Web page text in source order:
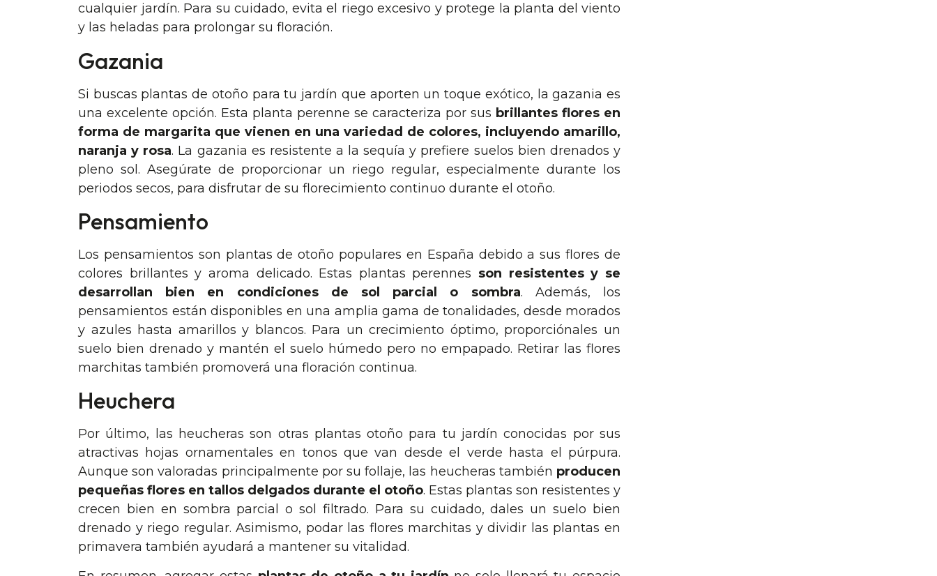
cualquier jardín. Para su cuidado, evita el riego excesivo y protege la planta del viento
y las heladas para prolongar su floración.
Gazania
Si buscas plantas de otoño para tu jardín que aporten un toque exótico, la gazania es
una excelente opción. Esta planta perenne se caracteriza por sus brillantes flores en
forma de margarita que vienen en una variedad de colores, incluyendo amarillo,
naranja y rosa. La gazania es resistente a la sequía y prefiere suelos bien drenados y
pleno sol. Asegúrate de proporcionar un riego regular, especialmente durante los
periodos secos, para disfrutar de su florecimiento continuo durante el otoño.
Pensamiento
Los pensamientos son plantas de otoño populares en España debido a sus flores de
colores brillantes y aroma delicado. Estas plantas perennes son resistentes y se
desarrollan bien en condiciones de sol parcial o sombra. Además, los
pensamientos están disponibles en una amplia gama de tonalidades, desde morados
y azules hasta amarillos y blancos. Para un crecimiento óptimo, proporciónales un
suelo bien drenado y mantén el suelo húmedo pero no empapado. Retirar las flores
marchitas también promoverá una floración continua.
Heuchera
Por último, las heucheras son otras plantas otoño para tu jardín conocidas por sus
atractivas hojas ornamentales en tonos que van desde el verde hasta el púrpura.
Aunque son valoradas principalmente por su follaje, las heucheras también producen
pequeñas flores en tallos delgados durante el otoño. Estas plantas son resistentes y
crecen bien en sombra parcial o sol filtrado. Para su cuidado, dales un suelo bien
drenado y riego regular. Asimismo, podar las flores marchitas y dividir las plantas en
primavera también ayudará a mantener su vitalidad.